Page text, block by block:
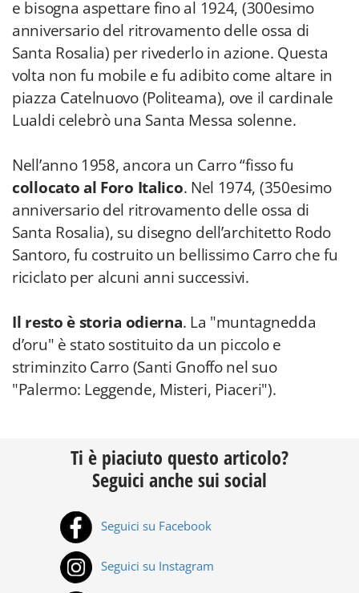
e bisogna aspettare fino al 1924, (300esimo
anniversario del ritrovamento delle ossa di
Santa Rosalia) per rivederlo in azione. Questa
volta non fu mobile e fu adibito come altare in
piazza Catelnuovo (Politeama), ove il cardinale
Lualdi celebrò una Santa Messa solenne.
Nell’anno 1958, ancora un Carro “fisso fu
collocato al Foro Italico. Nel 1974, (350esimo
anniversario del ritrovamento delle ossa di
Santa Rosalia), su disegno dell’architetto Rodo
Santoro, fu costruito un bellissimo Carro che fu
riciclato per alcuni anni successivi.
Il resto è storia odierna. La "muntagnedda
d’oru" è stato sostituito da un piccolo e
striminzito Carro (Santi Gnoffo nel suo
"Palermo: Leggende, Misteri, Piaceri").
Ti è piaciuto questo articolo?
Seguici anche sui social
Seguici su Facebook
Seguici su Instagram